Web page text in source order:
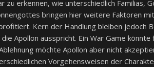
erkennen, wie unterschiedlich Familias,
bringen hier weitere Faktoren
Kern der Handlung bleiben jedoch
Apollon ausspricht. Ein War Game könnte
möchte Apollon aber nicht
Vorgehensweisen der